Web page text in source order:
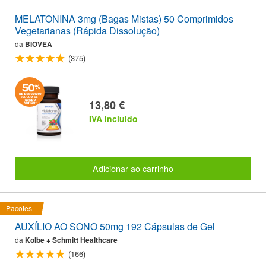
MELATONINA 3mg (Bagas Mistas) 50 Comprimidos
Vegetarianas (Rápida Dissolução)
da BIOVEA
(375)
13,80 €
IVA incluido
Adicionar ao carrinho
Pacotes
AUXÍLIO AO SONO 50mg 192 Cápsulas de Gel
da Kolbe + Schmitt Healthcare
(166)